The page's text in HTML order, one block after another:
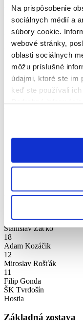
Na prispôsobenie
sociálnych médií a
súbory cookie.
webové stránky,
oblasti sociálnych
môžu príslušné
údajmi, ktoré ste im
keď ste používali ich
Podrobné
Jaroslav Hradský
Peter Pňaček
Marek Zboja
Lukáš Zboja
Ľubomír Pikna
Kristián Janidžár
7
10
Nahradníci
Ján Michalic
14
Stanislav Zaťko
18
Adam Kozáčik
12
Miroslav Rošťák
11
Filip Gonda
ŠK Tvrdošín
Hostia
Základná zostava